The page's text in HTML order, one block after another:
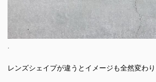
レンズシェイプが違うとイメージも全然変わ